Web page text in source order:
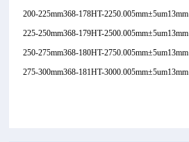
200-225mm368-178HT-2250.005mm±5um13mm
225-250mm368-179HT-2500.005mm±5um13mm
250-275mm368-180HT-2750.005mm±5um13mm
275-300mm368-181HT-3000.005mm±5um13mm